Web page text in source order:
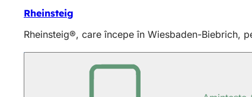
Rheinsteig
Rheinsteig®, care începe în Wiesbaden-Biebrich,